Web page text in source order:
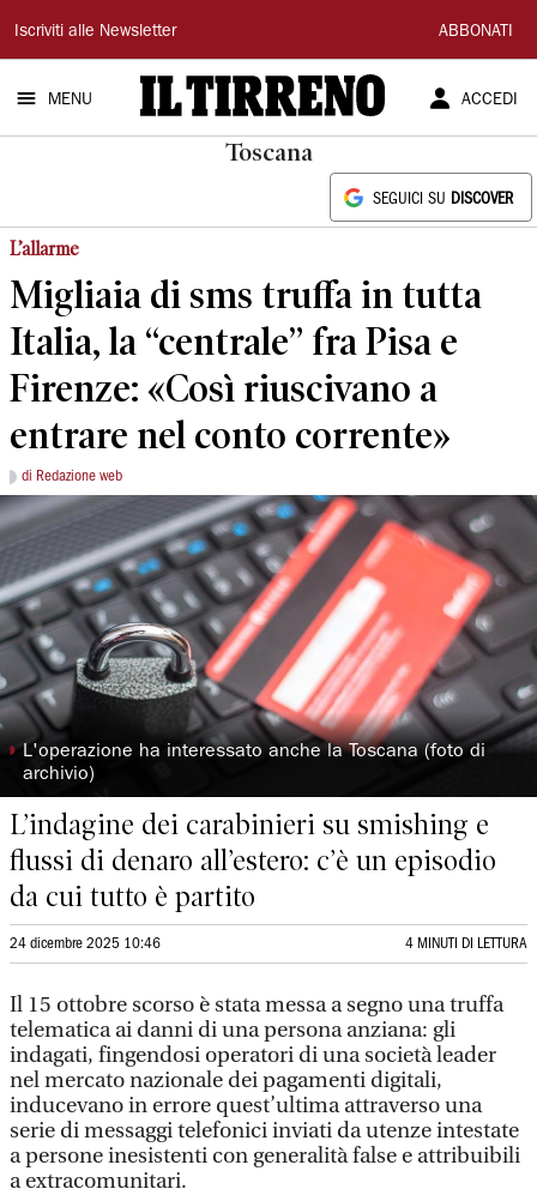
Il
Tirreno
Iscriviti alle Newsletter ABBONATI
MENU ACCEDI
Toscana
SEGUICI SU DISCOVER
L’allarme
Migliaia di sms truffa in tutta
Italia, la “centrale” fra Pisa e
Firenze: «Così riuscivano a
entrare nel conto corrente»
di Redazione web
◗ L'operazione ha interessato anche la Toscana (foto di
archivio)
L’indagine dei carabinieri su smishing e
flussi di denaro all’estero: c’è un episodio
da cui tutto è partito
24 dicembre 2025 10:46 4 MINUTI DI LETTURA
Il 15 ottobre scorso è stata messa a segno una truffa
telematica ai danni di una persona anziana: gli
indagati, fingendosi operatori di una società leader
nel mercato nazionale dei pagamenti digitali,
inducevano in errore quest’ultima attraverso una
serie di messaggi telefonici inviati da utenze intestate
a persone inesistenti con generalità false e attribuibili
a extracomunitari.